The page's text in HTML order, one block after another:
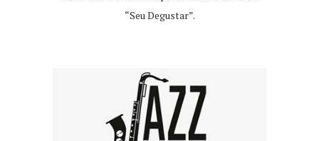
“Seu Degustar”.